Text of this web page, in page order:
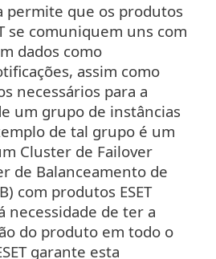
permite que os produtos
se comuniquem uns com
dados como
assim como
necessários para a
um grupo de instâncias
de tal grupo é um
Cluster de Failover
de Balanceamento de
com produtos ESET
necessidade de ter a
do produto em todo o
garante esta